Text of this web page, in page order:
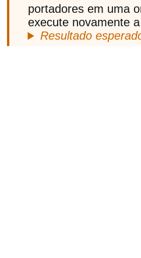
portadores em uma
execute novamente
Resultado